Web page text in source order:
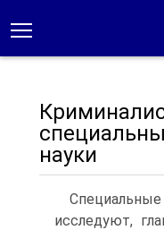
науки
исследуют,